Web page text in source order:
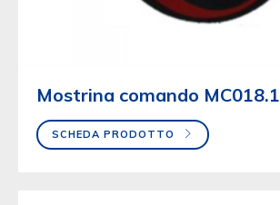
Mostrina comando MC018.1
SCHEDA PRODOTTO